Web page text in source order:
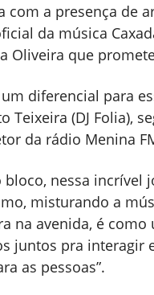
a presença de
da música
Oliveira que
diferencial para
Teixeira (DJ Folia),
da rádio Menina
nessa incrível
misturando a
na avenida, é
juntos pra interagir
as pessoas”.